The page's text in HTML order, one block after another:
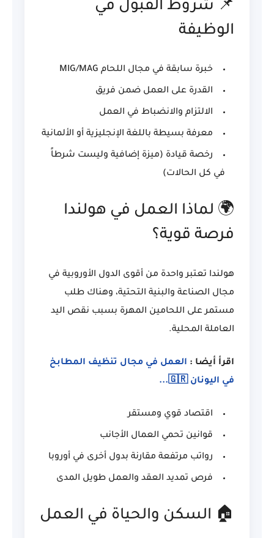
📌 شروط القبول في
الوظيفة
خبرة سابقة في مجال اللحام MIG/MAG
القدرة على العمل ضمن فريق
الالتزام والانضباط في العمل
معرفة بسيطة باللغة الإنجليزية أو الألمانية
رخصة قيادة (ميزة إضافية وليست شرطاً
في كل الحالات)
🌍 لماذا العمل في هولندا
فرصة قوية؟
هولندا تعتبر واحدة من أقوى الدول الأوروبية في
مجال الصناعة والبنية التحتية، وهناك طلب
مستمر على اللحامين المهرة بسبب نقص اليد
العاملة المحلية.
اقرأ أيضا : العمل في مجال تنظيف المطابخ
في اليونان 🇬🇷...
اقتصاد قوي ومستقر
قوانين تحمي العمال الأجانب
رواتب مرتفعة مقارنة بدول أخرى في أوروبا
فرص تمديد العقد والعمل طويل المدى
🏠 السكن والحياة في العمل